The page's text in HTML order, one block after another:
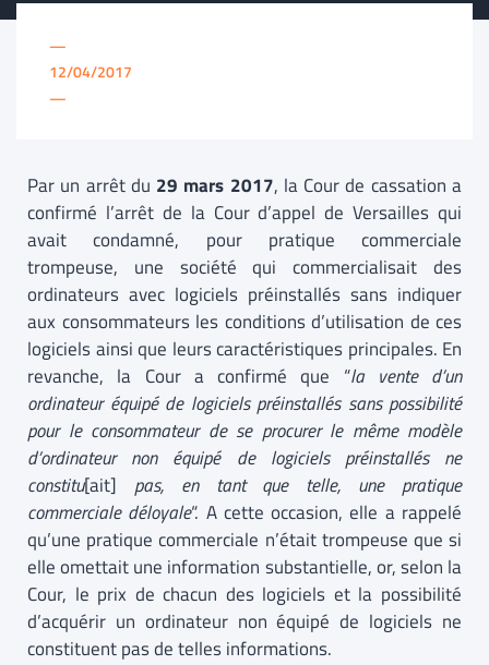
—
12/04/2017
—
Par un arrêt du 29 mars 2017, la Cour de cassation a
confirmé l’arrêt de la Cour d’appel de Versailles qui
avait condamné, pour pratique commerciale
trompeuse, une société qui commercialisait des
ordinateurs avec logiciels préinstallés sans indiquer
aux consommateurs les conditions d’utilisation de ces
logiciels ainsi que leurs caractéristiques principales. En
revanche, la Cour a confirmé que “la vente d’un
ordinateur équipé de logiciels préinstallés sans possibilité
pour le consommateur de se procurer le même modèle
d’ordinateur non équipé de logiciels préinstallés ne
constitu[ait] pas, en tant que telle, une pratique
commerciale déloyale“. A cette occasion, elle a rappelé
qu’une pratique commerciale n’était trompeuse que si
elle omettait une information substantielle, or, selon la
Cour, le prix de chacun des logiciels et la possibilité
d’acquérir un ordinateur non équipé de logiciels ne
constituent pas de telles informations.